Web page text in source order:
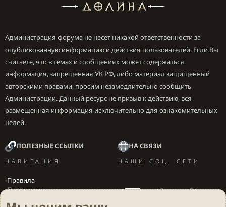
Администрация форума не несет никакой ответственности за
опубликованную информацию и действия пользователей. Если Вы
считаете, что в темах и сообщениях может содержаться
информация, запрещенная УК РФ, либо материал защищенный
авторскими правами, просим незамедлительно сообщить
Администрации. Данный ресурс не призыв к действию, вся
размещенная информация исключительно для ознакомительных
целей.
ПОЛЕЗНЫЕ ССЫЛКИ
НАВИГАЦИЯ
Правила
Поддержка
НА СВЯЗИ
НАШИ СОЦ. СЕТИ